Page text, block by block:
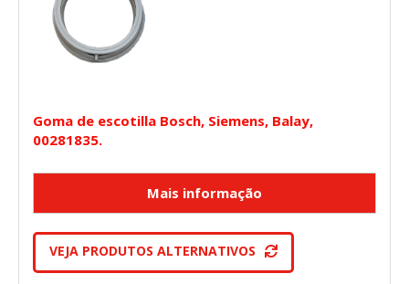
Goma de escotilla Bosch, Siemens, Balay,
00281835.
VEJA PRODUTOS ALTERNATIVOS